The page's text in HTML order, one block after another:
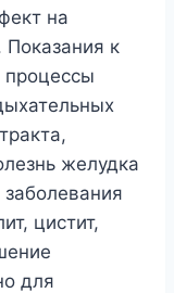
на
к
желудка
цистит,
для